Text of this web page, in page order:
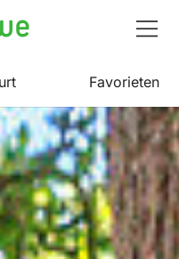
Favorieten